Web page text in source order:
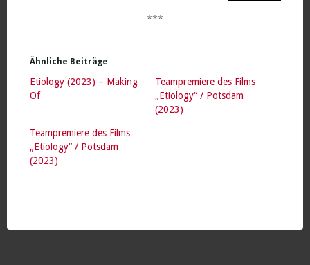
***
Ähnliche Beiträge
Etiology (2023) – Making
Of
Teampremiere des Films
„Etiology“ / Potsdam
(2023)
Teampremiere des Films
„Etiology“ / Potsdam
(2023)